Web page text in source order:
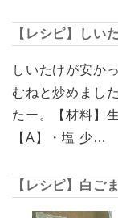
【レシピ】しい
しいたけが安か
むねと炒めまし
たー。【材料】
【A】・塩 少…
【レシピ】白ご